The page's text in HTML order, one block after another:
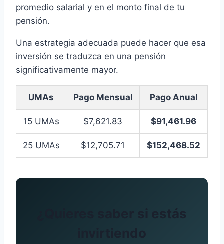
promedio salarial y en el monto final de tu
pensión.
Una estrategia adecuada puede hacer que esa
inversión se traduzca en una pensión
significativamente mayor.
UMAs Pago Mensual Pago Anual
15 UMAs $7,621.83 $91,461.96
25 UMAs $12,705.71 $152,468.52
¿Quieres saber si estás